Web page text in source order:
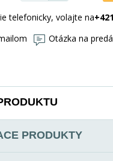
telefonicky, volajte na
Otázka na
PRODUKTY